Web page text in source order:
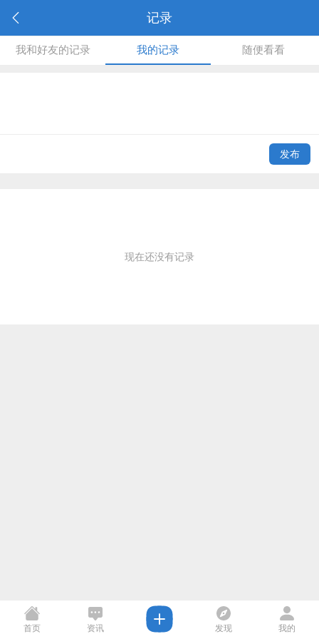
记录
我和好友的记录 我的记录 随便看看
发布
现在还没有记录
首页 资讯 发现 我的